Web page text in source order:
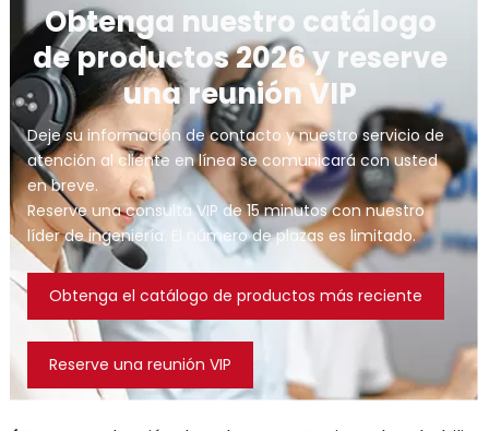
Obtenga nuestro catálogo
de productos 2026 y reserve
una reunión VIP
Deje su información de contacto y nuestro servicio de
atención al cliente en línea se comunicará con usted
en breve.
Reserve una consulta VIP de 15 minutos con nuestro
líder de ingeniería. El número de plazas es limitado.
Obtenga el catálogo de productos más reciente
Reserve una reunión VIP